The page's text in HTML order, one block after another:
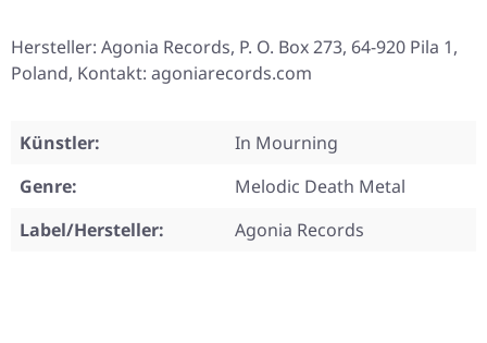
Hersteller: Agonia Records, P. O. Box 273, 64-920 Pila 1,
Poland, Kontakt: agoniarecords.com
Künstler:
In Mourning
Genre:
Melodic Death Metal
Label/Hersteller:
Agonia Records